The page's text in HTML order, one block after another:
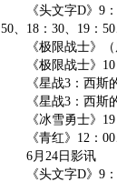
《头文字D》9：50
50、18：30、19：
《极限战士》（原
《极限战士》10：
《星战3：西斯的
《星战3：西斯的
《冰雪勇士》19
《青红》12：00
6月24日影讯
《头文字D》9：50